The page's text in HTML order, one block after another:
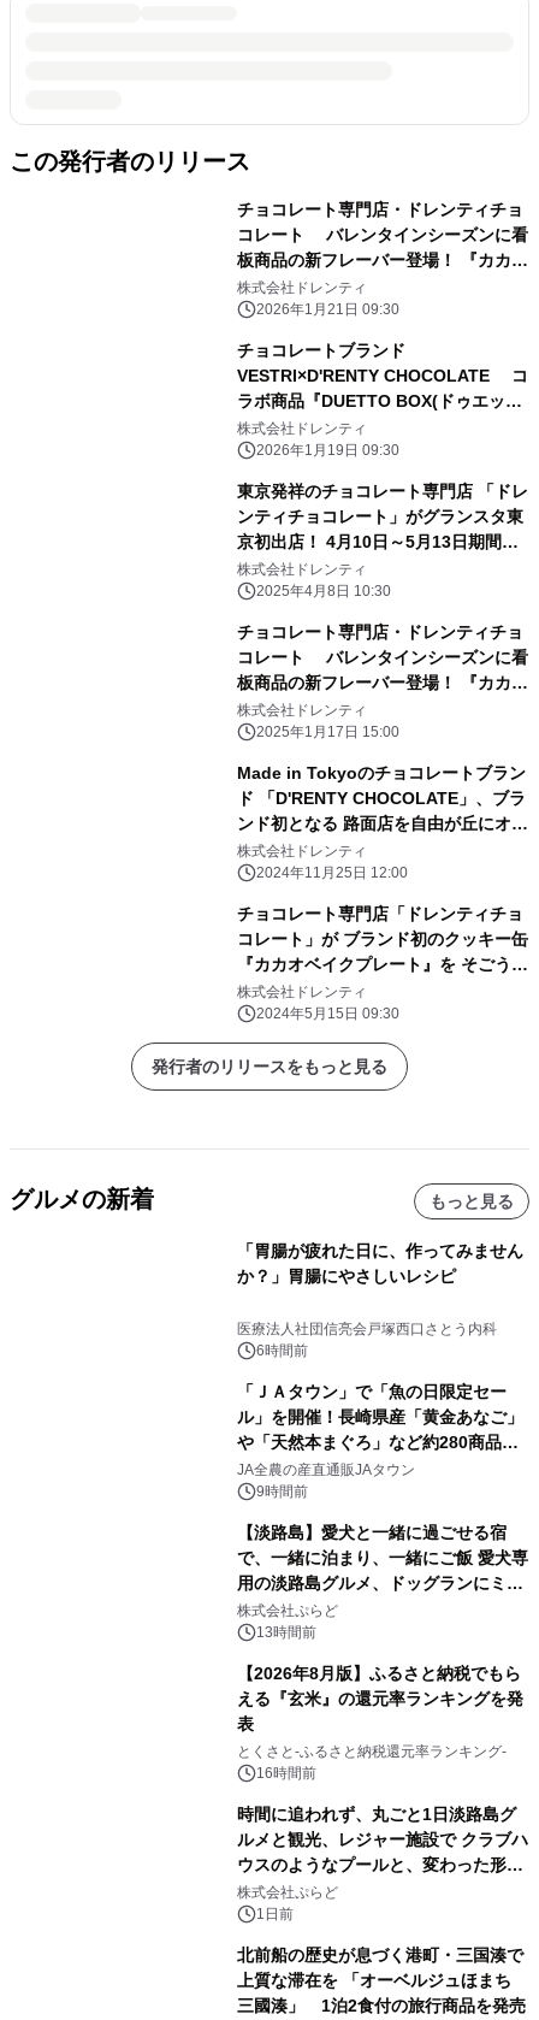
この発行者のリリース
チョコレート専門店・ドレンティチョ
コレート バレンタインシーズンに看
板商品の新フレーバー登場！ 『カカオ
ベイクサンド ソルトキャラメル』
株式会社ドレンティ
2026年1月21日 09:30
チョコレートブランド
VESTRI×D'RENTY CHOCOLATE コ
ラボ商品『DUETTO BOX(ドゥエッ
ト・ボックス)』 1月26日(月)より数量
限定で発売
株式会社ドレンティ
2026年1月19日 09:30
東京発祥のチョコレート専門店 「ドレ
ンティチョコレート」がグランスタ東
京初出店！ 4月10日～5月13日期間限
定POP UP STOREをオープン！
株式会社ドレンティ
2025年4月8日 10:30
チョコレート専門店・ドレンティチョ
コレート バレンタインシーズンに看
板商品の新フレーバー登場！ 『カカオ
ベイクサンド いちごティラミス』 阪
急うめだ本店・博多阪急の期間限定シ
株式会社ドレンティ
2025年1月17日 15:00
Made in Tokyoのチョコレートブラン
ド 「D'RENTY CHOCOLATE」、ブラ
ンド初となる 路面店を自由が丘にオー
プン
株式会社ドレンティ
2024年11月25日 12:00
チョコレート専門店「ドレンティチョ
コレート」が ブランド初のクッキー缶
『カカオベイクプレート』を そごう横
浜店【第3回クッキー博覧会】にて
5/23より限定発売
株式会社ドレンティ
2024年5月15日 09:30
発行者のリリースをもっと見る
グルメの新着 もっと見る
「胃腸が疲れた日に、作ってみません
か？」胃腸にやさしいレシピ
医療法人社団信亮会戸塚西口さとう内科
6時間前
「ＪＡタウン」で「魚の日限定セー
ル」を開催！長崎県産「黄金あなご」
や「天然本まぐろ」など約280商品を
販売！～毎月１０日の定例企画～
JA全農の産直通販JAタウン
9時間前
【淡路島】愛犬と一緒に過ごせる宿
で、一緒に泊まり、一緒にご飯 愛犬専
用の淡路島グルメ、ドッグランにミニ
プール グランピングとトレーラーハウ
スの2施設で
株式会社ぷらど
13時間前
【2026年8月版】ふるさと納税でもら
える『玄米』の還元率ランキングを発
表
とくさと-ふるさと納税還元率ランキング-
16時間前
時間に追われず、丸ごと1日淡路島グ
ルメと観光、レジャー施設で クラブハ
ウスのようなプールと、変わった形の
サウナも 「THE BOXY AWAJI」のお
得な素泊まり連泊プランで
株式会社ぷらど
1日前
北前船の歴史が息づく港町・三国湊で
上質な滞在を 「オーベルジュほまち
三國湊」 1泊2食付の旅行商品を発売